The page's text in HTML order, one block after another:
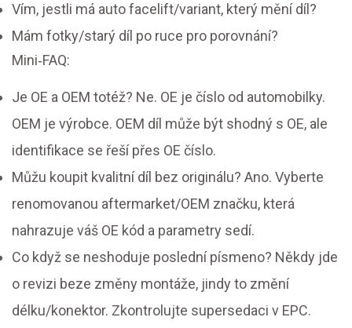
Vím, jestli má auto facelift/variant, který mění díl?
Mám fotky/starý díl po ruce pro porovnání?
Mini‑FAQ:
Je OE a OEM totéž? Ne. OE je číslo od automobilky.
OEM je výrobce. OEM díl může být shodný s OE, ale
identifikace se řeší přes OE číslo.
Můžu koupit kvalitní díl bez originálu? Ano. Vyberte
renomovanou aftermarket/OEM značku, která
nahrazuje váš OE kód a parametry sedí.
Co když se neshoduje poslední písmeno? Někdy jde
o revizi beze změny montáže, jindy to změní
délku/konektor. Zkontrolujte supersedaci v EPC.